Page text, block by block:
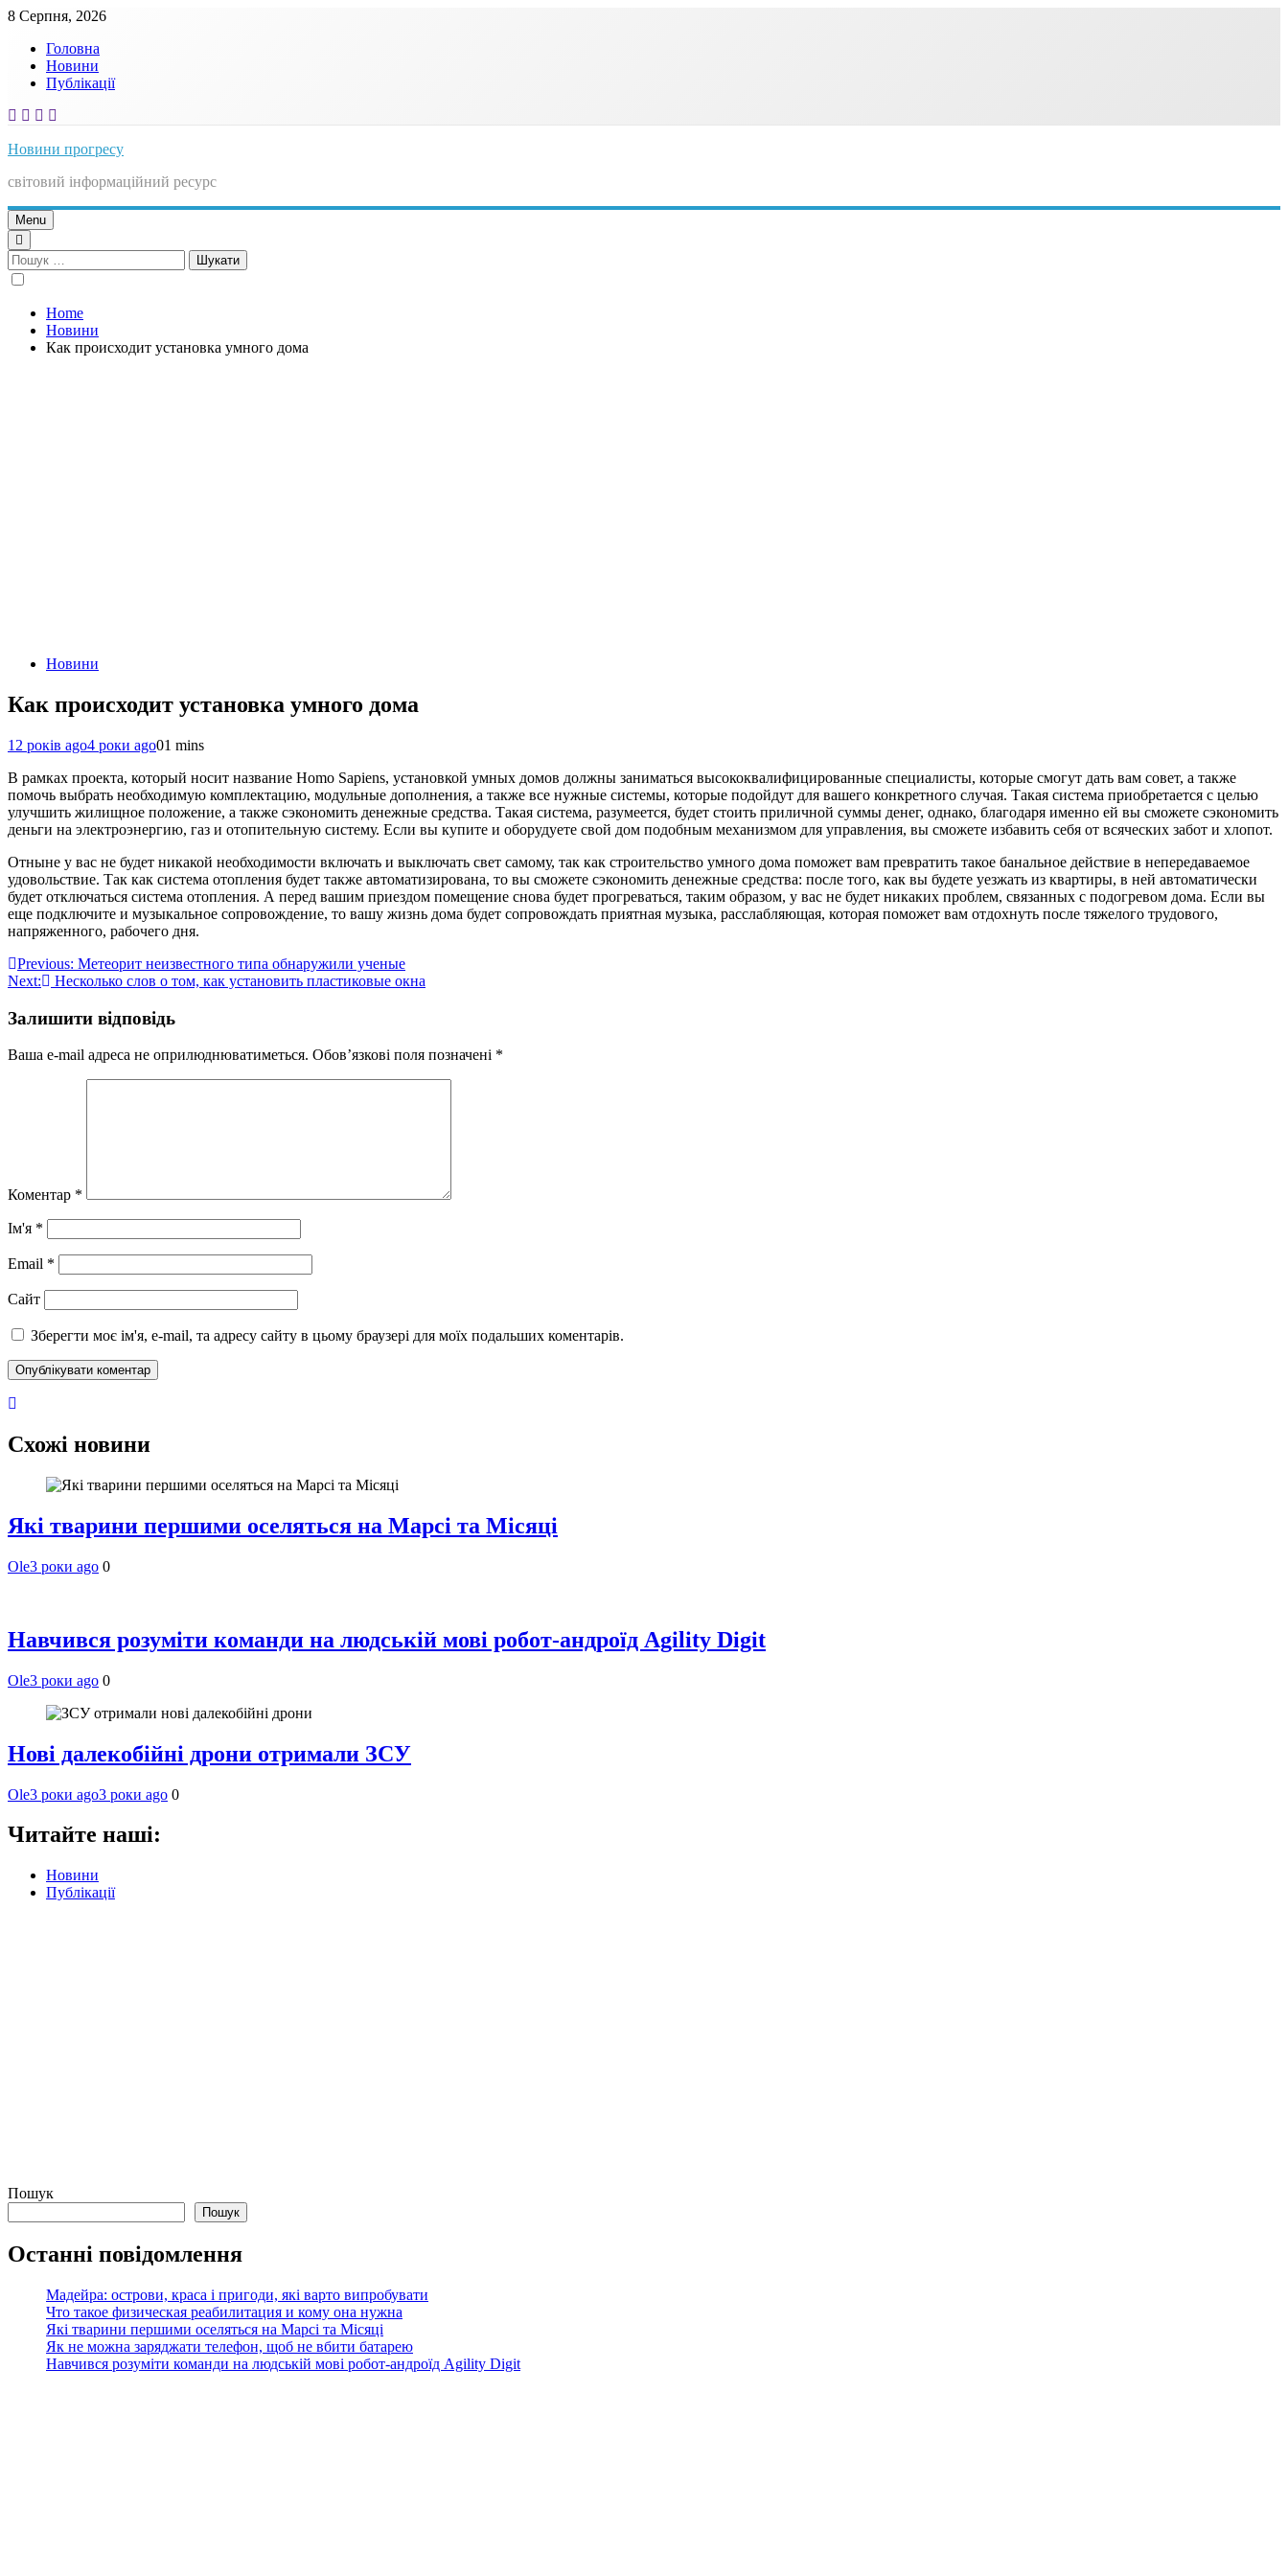
Skip
content
8 Серпня, 2026
Головна
Новини
Публікації
Новини прогресу
світовий інформаційний ресурс
Menu
Пошук:
Home
Новини
Как происходит установка умного дома
Новини
Как происходит установка умного дома
12 років ago4 роки ago01 mins
В рамках проекта, который носит название Homo Sapiens, установкой умных домов должны заниматься высококвалифицированные специалисты, которые смогут дать вам совет, а также
помочь выбрать необходимую комплектацию, модульные дополнения, а также все нужные системы, которые подойдут для вашего конкретного случая. Такая система приобретается с целью
улучшить жилищное положение, а также сэкономить денежные средства. Такая система, разумеется, будет стоить приличной суммы денег, однако, благодаря именно ей вы сможете сэкономить
деньги на электроэнергию, газ и отопительную систему. Если вы купите и оборудуете свой дом подобным механизмом для управления, вы сможете избавить себя от всяческих забот и хлопот.
Отныне у вас не будет никакой необходимости включать и выключать свет самому, так как строительство умного дома поможет вам превратить такое банальное действие в непередаваемое
удовольствие. Так как система отопления будет также автоматизирована, то вы сможете сэкономить денежные средства: после того, как вы будете уезжать из квартиры, в ней автоматически
будет отключаться система отопления. А перед вашим приездом помещение снова будет прогреваться, таким образом, у вас не будет никаких проблем, связанных с подогревом дома. Если вы
еще подключите и музыкальное сопровождение, то вашу жизнь дома будет сопровождать приятная музыка, расслабляющая, которая поможет вам отдохнуть после тяжелого трудового,
напряженного, рабочего дня.
Навігація
записів
Previous: Метеорит неизвестного типа обнаружили ученые
Next:
Несколько слов о том, как установить пластиковые окна
Залишити відповідь
Ваша e-mail адреса не оприлюднюватиметься. Обов’язкові поля позначені *
Коментар *
Ім'я *
Email *
Сайт
Зберегти моє ім'я, e-mail, та адресу сайту в цьому браузері для моїх подальших коментарів.
Схожі новини
Які тварини першими оселяться на Марсі та Місяці
Ole3 роки ago 0
Навчився розуміти команди на людській мові робот-андроїд Agility Digit
Ole3 роки ago 0
Нові далекобійні дрони отримали ЗСУ
Ole3 роки ago3 роки ago 0
Читайте наші:
Новини
Публікації
Пошук
Пошук
Останні повідомлення
Мадейра: острови, краса і пригоди, які варто випробувати
Что такое физическая реабилитация и кому она нужна
Які тварини першими оселяться на Марсі та Місяці
Як не можна заряджати телефон, щоб не вбити батарею
Навчився розуміти команди на людській мові робот-андроїд Agility Digit